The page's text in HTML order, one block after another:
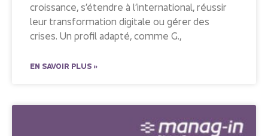
croissance, s’étendre à l’international, réussir
leur transformation digitale ou gérer des
crises. Un profil adapté, comme G.,
EN SAVOIR PLUS »